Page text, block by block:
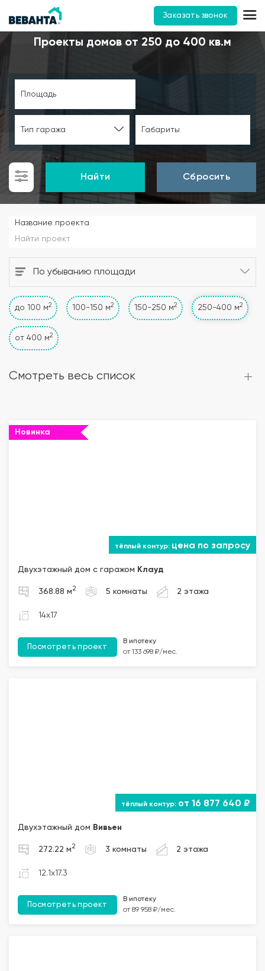
Заказать звонок
Проекты домов от 250 до 400 кв.м
Площадь
Тип гаража Габариты
Найти Сбросить
Название проекта
По убыванию площади
до 100 м2 100-150 м2 150-250 м2 250-400 м2
от 400 м2
Смотреть весь список
Новинка
цена по запросу
Двухэтажный дом с гаражом Клауд
368.88 м 2 5 комнаты 2 этажа
14x17
Посмотреть проект
В ипотеку
от 133 698 ₽/мес.
от 16 877 640 ₽
Двухэтажный дом Вивьен
272.22 м 2 3 комнаты 2 этажа
12.1x17.3
Посмотреть проект
В ипотеку
от 89 958 ₽/мес.